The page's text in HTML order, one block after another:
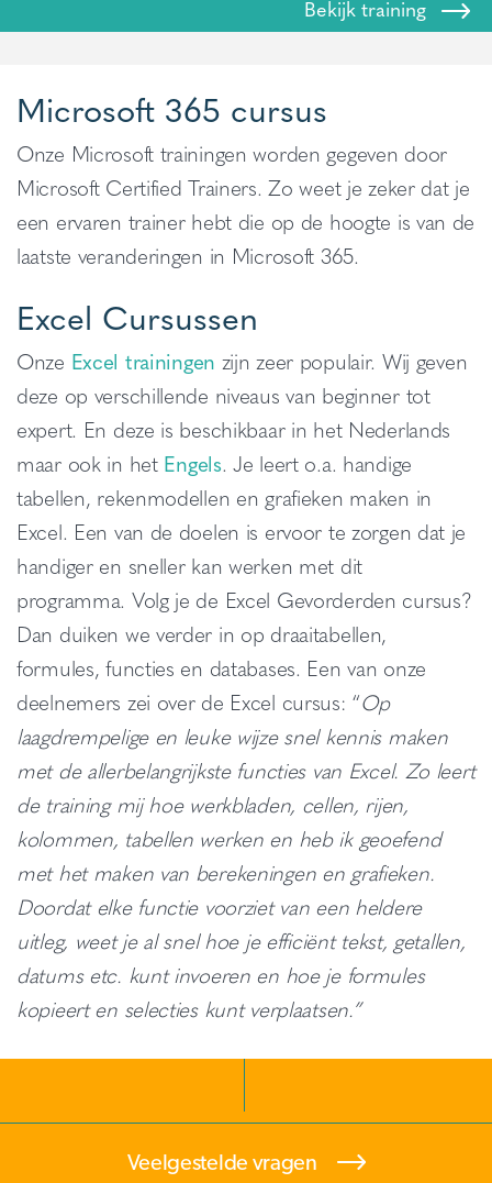
Bekijk training
Microsoft 365 cursus
Onze Microsoft trainingen worden gegeven door
Microsoft Certified Trainers. Zo weet je zeker dat je
een ervaren trainer hebt die op de hoogte is van de
laatste veranderingen in Microsoft 365.
Excel Cursussen
Onze Excel trainingen zijn zeer populair. Wij geven
deze op verschillende niveaus van beginner tot
expert. En deze is beschikbaar in het Nederlands
maar ook in het Engels. Je leert o.a. handige
tabellen, rekenmodellen en grafieken maken in
Excel. Een van de doelen is ervoor te zorgen dat je
handiger en sneller kan werken met dit
programma. Volg je de Excel Gevorderden cursus?
Dan duiken we verder in op draaitabellen,
formules, functies en databases. Een van onze
deelnemers zei over de Excel cursus: “Op
laagdrempelige en leuke wijze snel kennis maken
met de allerbelangrijkste functies van Excel. Zo leert
de training mij hoe werkbladen, cellen, rijen,
kolommen, tabellen werken en heb ik geoefend
met het maken van berekeningen en grafieken.
Doordat elke functie voorziet van een heldere
uitleg, weet je al snel hoe je efficiënt tekst, getallen,
datums etc. kunt invoeren en hoe je formules
kopieert en selecties kunt verplaatsen.”
Veelgestelde vragen